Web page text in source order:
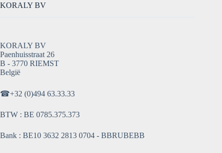
KORALY BV
KORALY BV
Paenhuisstraat 26
B - 3770 RIEMST
België
☎+32 (0)494 63.33.33
BTW : BE 0785.375.373
Bank : BE10 3632 2813 0704 - BBRUBEBB